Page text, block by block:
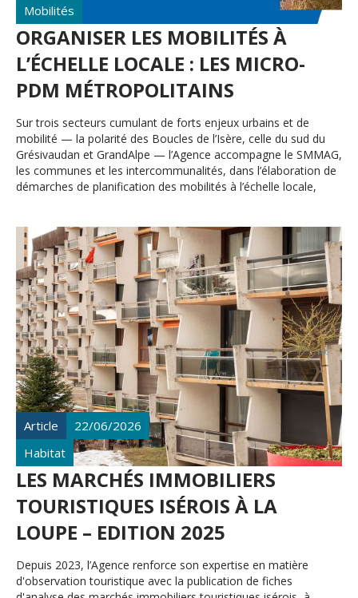
Mobilités
ORGANISER LES MOBILITÉS À
L’ÉCHELLE LOCALE : LES MICRO-
PDM MÉTROPOLITAINS
Sur trois secteurs cumulant de forts enjeux urbains et de
mobilité — la polarité des Boucles de l’Isère, celle du sud du
Grésivaudan et GrandAlpe — l’Agence accompagne le SMMAG,
les communes et les intercommunalités, dans l’élaboration de
démarches de planification des mobilités à l’échelle locale,
différents acteurs, les hiérarchiser et les phaser, en identifiant,
si nécessaire, les besoins d’études ou d’interventions
complémentaires afin de mieux prendre en compte l’ensemble
des modes de déplacement.
Article
22/06/2026
Habitat
LES MARCHÉS IMMOBILIERS
TOURISTIQUES ISÉROIS À LA
LOUPE – EDITION 2025
Depuis 2023, l’Agence renforce son expertise en matière
d'observation touristique avec la publication de fiches